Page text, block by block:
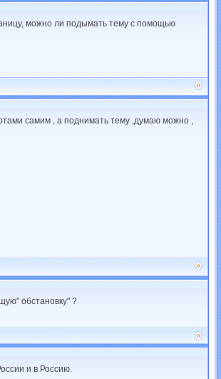
можно ли подымать тему с помощью
самим , а поднимать тему ,думаю можно ,
обстановку" ?
и в Россию.